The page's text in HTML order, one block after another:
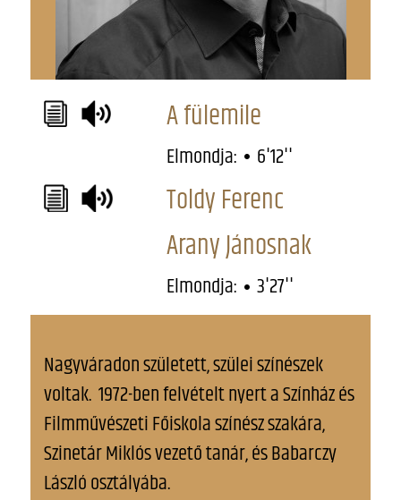
A fülemile
Elmondja: 6'12''
Toldy Ferenc
Arany Jánosnak
Elmondja: 3'27''
Nagyváradon született, szülei színészek
voltak. 1972-ben felvételt nyert a Színház és
Filmművészeti Főiskola színész szakára,
Szinetár Miklós vezető tanár, és Babarczy
László osztályába.